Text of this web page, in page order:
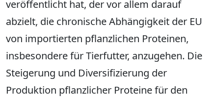
veröffentlicht hat, der vor allem darauf
abzielt, die chronische Abhängigkeit der EU
von importierten pflanzlichen Proteinen,
insbesondere für Tierfutter, anzugehen. Die
Steigerung und Diversifizierung der
Produktion pflanzlicher Proteine für den